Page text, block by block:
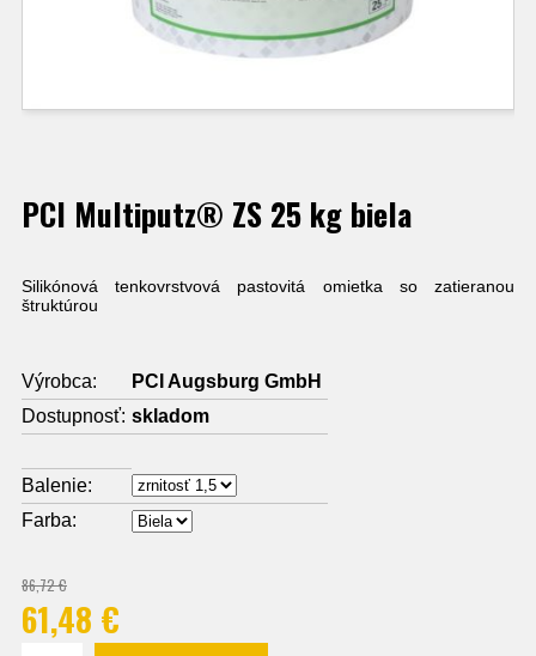
PCI Multiputz® ZS 25 kg biela
Silikónová tenkovrstvová pastovitá omietka so zatieranou
štruktúrou
Výrobca:
PCI Augsburg GmbH
Dostupnosť: skladom
Balenie:
Farba:
86,72 €
61,48 €